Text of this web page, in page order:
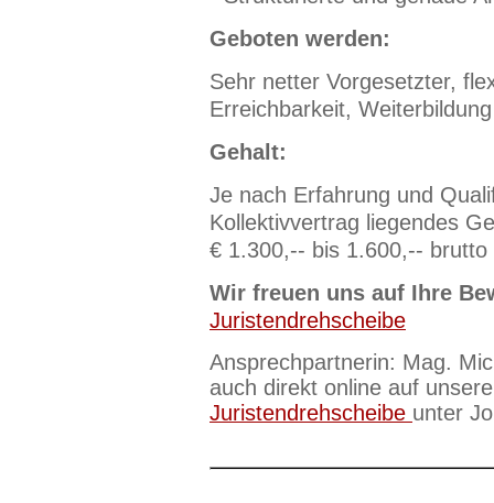
Geboten werden:
Sehr netter Vorgesetzter,
Erreichbarkeit, Weiterbildung
Gehalt:
Je nach Erfahrung und
Kollektivvertrag liegendes
€ 1.300,-- bis 1.600,--
Wir freuen uns auf Ihre
Juristendrehscheibe
Ansprechpartnerin: Mag.
auch direkt online auf
Juristendrehscheibe unter